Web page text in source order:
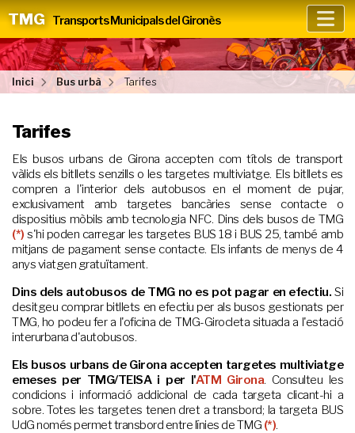
TMG Transports Municipals del Gironès
Inici Bus urbà Tarifes
Tarifes
Els busos urbans de Girona accepten com títols de transport
vàlids els bitllets senzills o les targetes multiviatge. Els bitllets es
compren a l'interior dels autobusos en el moment de pujar,
exclusivament amb targetes bancàries sense contacte o
dispositius mòbils amb tecnologia NFC. Dins dels busos de TMG
(*) s'hi poden carregar les targetes BUS 18 i BUS 25, també amb
mitjans de pagament sense contacte. Els infants de menys de 4
anys viatgen gratuïtament.
Dins dels autobusos de TMG no es pot pagar en efectiu. Si
desitgeu comprar bitllets en efectiu per als busos gestionats per
TMG, ho podeu fer a l'oficina de TMG-Girocleta situada a l'estació
interurbana d'autobusos.
Els busos urbans de Girona accepten targetes multiviatge
emeses per TMG/TEISA i per l'ATM Girona. Consulteu les
condicions i informació addicional de cada targeta clicant-hi a
sobre. Totes les targetes tenen dret a transbord; la targeta BUS
UdG només permet transbord entre línies de TMG (*).